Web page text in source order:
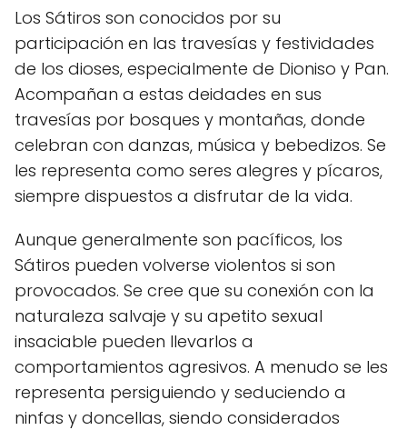
Los Sátiros son conocidos por su
participación en las travesías y festividades
de los dioses, especialmente de Dioniso y Pan.
Acompañan a estas deidades en sus
travesías por bosques y montañas, donde
celebran con danzas, música y bebedizos. Se
les representa como seres alegres y pícaros,
siempre dispuestos a disfrutar de la vida.
Aunque generalmente son pacíficos, los
Sátiros pueden volverse violentos si son
provocados. Se cree que su conexión con la
naturaleza salvaje y su apetito sexual
insaciable pueden llevarlos a
comportamientos agresivos. A menudo se les
representa persiguiendo y seduciendo a
ninfas y doncellas, siendo considerados